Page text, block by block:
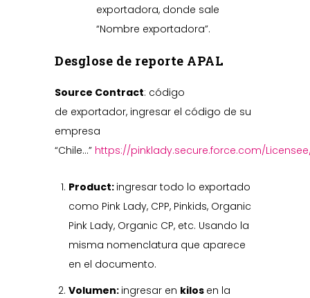
exportadora, donde sale
“Nombre exportadora”.
Desglose de reporte APAL
Source Contract: código
de exportador, ingresar el código de su
empresa
“Chile…” https://pinklady.secure.force.com/
Product: ingresar todo lo exportado
como Pink Lady, CPP, Pinkids, Organic
Pink Lady, Organic CP, etc. Usando la
misma nomenclatura que aparece
en el documento.
Volumen: ingresar en kilos en la